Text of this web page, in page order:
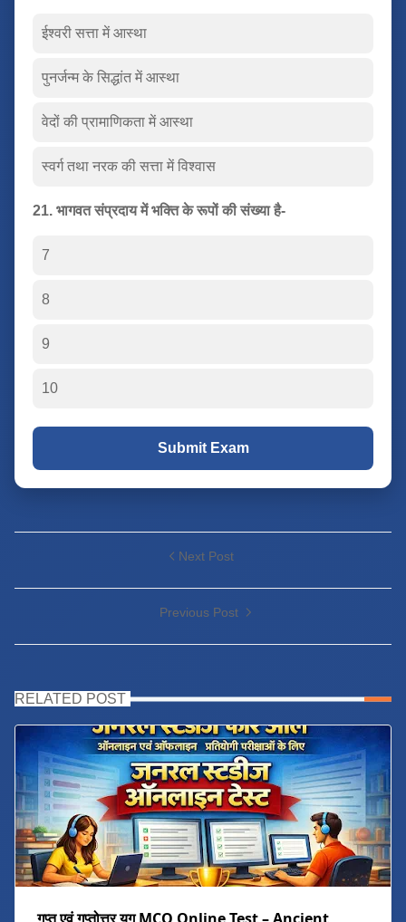
ईश्वरी सत्ता में आस्था
पुनर्जन्म के सिद्धांत में आस्था
वेदों की प्रामाणिकता में आस्था
स्वर्ग तथा नरक की सत्ता में विश्वास
21. भागवत संप्रदाय में भक्ति के रूपों की संख्या है-
7
8
9
10
Submit Exam
Next Post
Previous Post
RELATED POST